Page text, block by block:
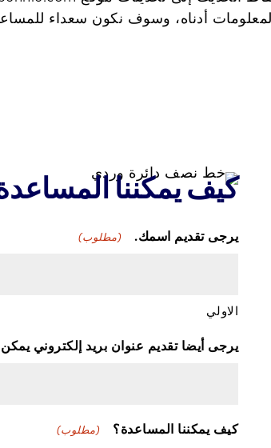
أدناه، وسوف نكون سعداء
كيف يمكننا
يرجى تقديم اسمك. (مطلوب)
الاولي
يرجى أيضا تقديم عنوان بريد إلكتروني
كيف يمكننا المساعدة؟ (مطلوب)